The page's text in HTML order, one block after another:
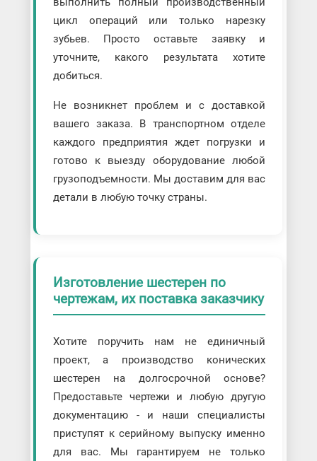
цикл операций или только нарезку
зубьев. Просто оставьте заявку и
уточните, какого результата хотите
добиться.
Не возникнет проблем и с доставкой
вашего заказа. В транспортном отделе
каждого предприятия ждет погрузки и
готово к выезду оборудование любой
грузоподъемности. Мы доставим для вас
детали в любую точку страны.
Изготовление шестерен по
чертежам, их поставка заказчику
Хотите поручить нам не единичный
проект, а производство конических
шестерен на долгосрочной основе?
Предоставьте чертежи и любую другую
документацию - и наши специалисты
приступят к серийному выпуску именно
для вас. Мы гарантируем не только